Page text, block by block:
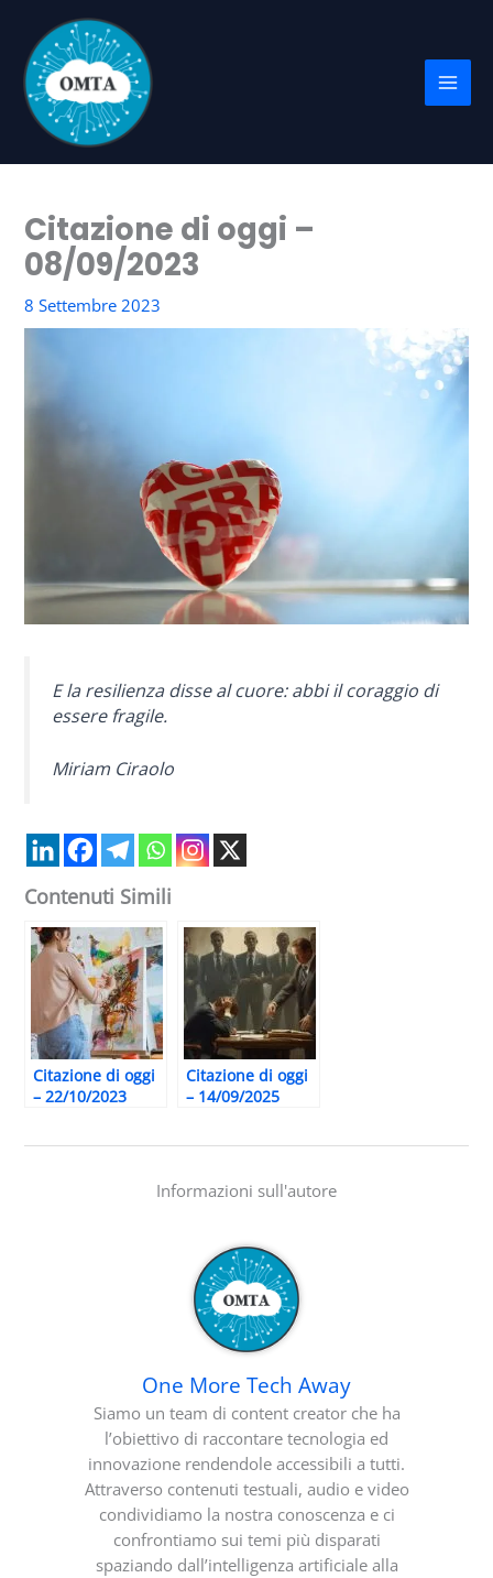
contenuto
Citazione di oggi –
08/09/2023
8 Settembre 2023
E la resilienza disse al cuore: abbi il coraggio di
essere fragile.
Miriam Ciraolo
Contenuti Simili
Citazione di oggi
– 22/10/2023
Citazione di oggi
– 14/09/2025
Informazioni sull'autore
One More Tech Away
Siamo un team di content creator che ha
l’obiettivo di raccontare tecnologia ed
innovazione rendendole accessibili a tutti.
Attraverso contenuti testuali, audio e video
condividiamo la nostra conoscenza e ci
confrontiamo sui temi più disparati
spaziando dall’intelligenza artificiale alla